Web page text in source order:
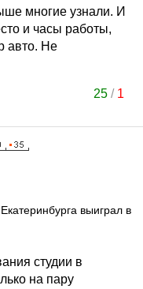
многие узнали. И
и часы работы,
авто. Не
25 / 1
выиграл в
студии в
на пару